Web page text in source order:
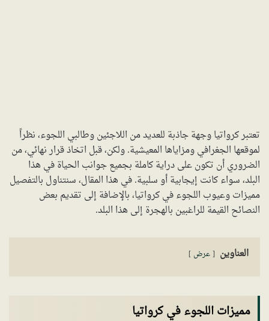
تعتبر كرواتيا وجهة جاذبة للعديد من اللاجئين وطالبي اللجوء، نظراً
لموقعها الجغرافي ومزاياها المعيشية. ولكن، قبل اتخاذ قرار نهائي، من
الضروري أن تكون على دراية كاملة بجميع جوانب الحياة في هذا
البلد، سواء كانت إيجابية أو سلبية. في هذا المقال، سنتناول بالتفصيل
مميزات وعيوب اللجوء في كرواتيا، بالإضافة إلى تقديم بعض
النصائح القيمة للراغبين بالهجرة إلى هذا البلد.
العناوين عرض
مميزات اللجوء في كرواتيا